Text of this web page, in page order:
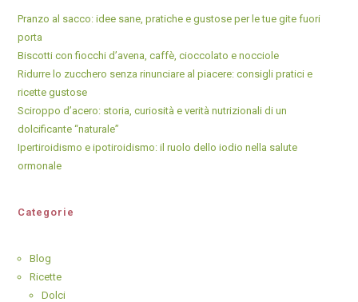
Pranzo al sacco: idee sane, pratiche e gustose per le tue gite fuori
porta
Biscotti con fiocchi d’avena, caffè, cioccolato e nocciole
Ridurre lo zucchero senza rinunciare al piacere: consigli pratici e
ricette gustose
Sciroppo d’acero: storia, curiosità e verità nutrizionali di un
dolcificante “naturale”
Ipertiroidismo e ipotiroidismo: il ruolo dello iodio nella salute
ormonale
Categorie
Blog
Ricette
Dolci